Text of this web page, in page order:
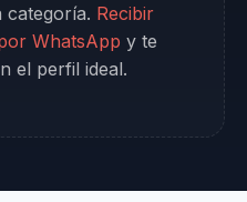
categoría. Recibir
WhatsApp y te
el perfil ideal.